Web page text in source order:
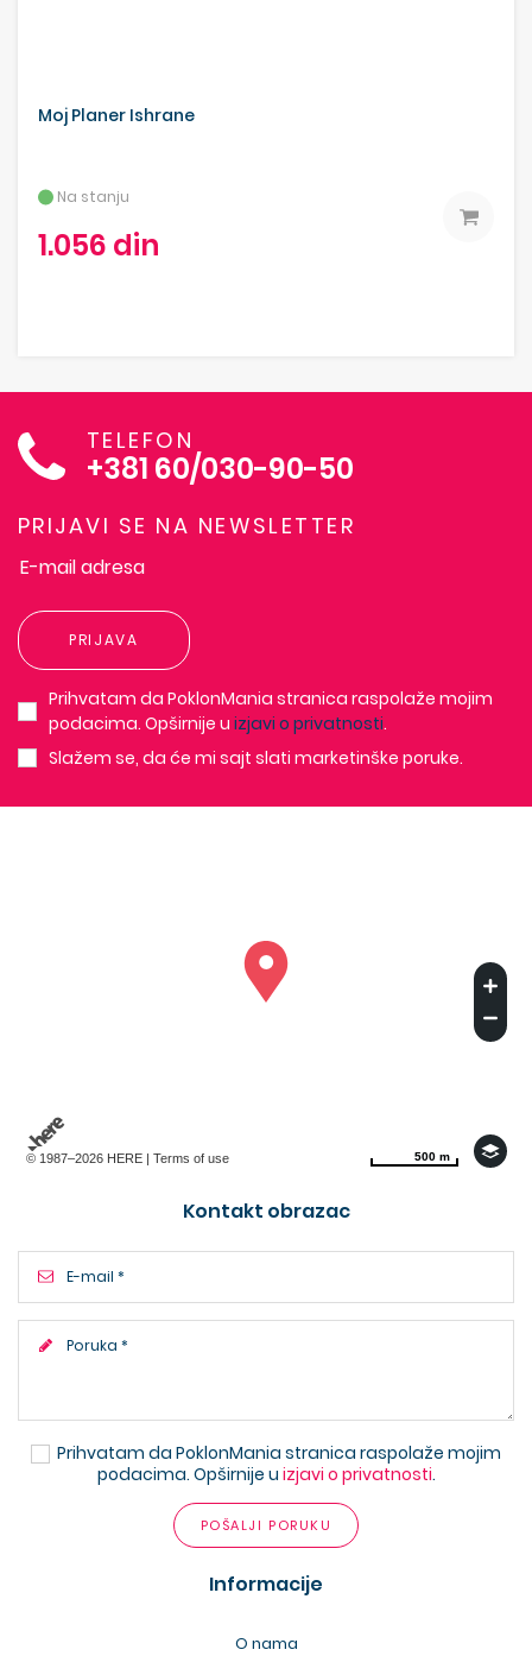
Moj Planer Ishrane
Na stanju
1.056 din
TELEFON
+381 60/030-90-50
PRIJAVI SE NA NEWSLETTER
PRIJAVA
Prihvatam da PoklonMania stranica raspolaže mojim
podacima. Opširnije u izjavi o privatnosti.
Slažem se, da će mi sajt slati marketinške poruke.
© 1987–2026 HERE | Terms of use 500 m
500 m
Kontakt obrazac
Prihvatam da PoklonMania stranica raspolaže mojim
podacima. Opširnije u izjavi o privatnosti.
POŠALJI PORUKU
Informacije
O nama